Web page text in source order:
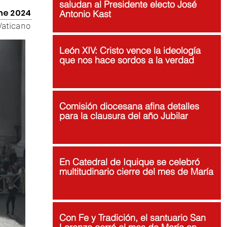
2024
saludan al Presidente electo José
Antonio Kast
León XIV: Cristo vence la ideología
que nos hace sordos a la verdad
Comisión diocesana afina detalles
para la clausura del año Jubilar
En Catedral de Iquique se celebró
multitudinario cierre del mes de María
Con Fe y Tradición, el santuario San